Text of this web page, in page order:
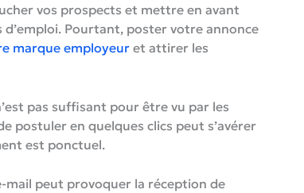
vos prospects et mettre en avant
Pourtant, poster votre annonce
marque employeuret attirer les
pas suffisant pour être vu par les
postuler en quelques clics peut s’avérer
est ponctuel.
mail peut provoquer la réception de